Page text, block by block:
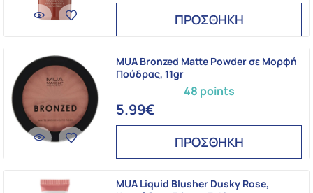
ΠΡΟΣΘΗΚΗ
48 points
MUA Bronzed Matte Powder σε Μορφή
Πούδρας, 11gr
5.99€
ΠΡΟΣΘΗΚΗ
MUA Liquid Blusher Dusky Rose,